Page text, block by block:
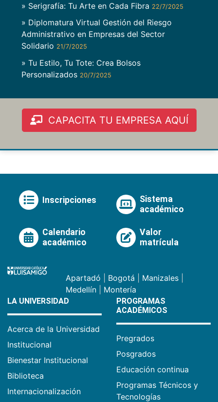
» Serigrafía: Tu Arte en Cada Fibra 22/7/2025
» Diplomatura Virtual Gestión del Riesgo
Administrativo en Empresas del Sector
Solidario 21/7/2025
» Tu Estilo, Tu Tote: Crea Bolsos
Personalizados 20/7/2025
CAPACITA TU EMPRESA AQUÍ
Inscripciones
Sistema
académico
Calendario
académico
Valor
matrícula
Apartadó Bogotá Manizales
Medellín
Montería
LA UNIVERSIDAD
Acerca de la Universidad
Institucional
Bienestar Institucional
Biblioteca
Internacionalización
PROGRAMAS
ACADÉMICOS
Pregrados
Posgrados
Educación continua
Programas Técnicos y
Tecnologías